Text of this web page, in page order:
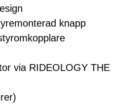
knapp
via RIDEOLOGY THE